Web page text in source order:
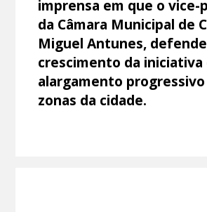
imprensa em que o
da Câmara Municipal de
Miguel Antunes,
crescimento da iniciativa
alargamento
zonas da cidade.